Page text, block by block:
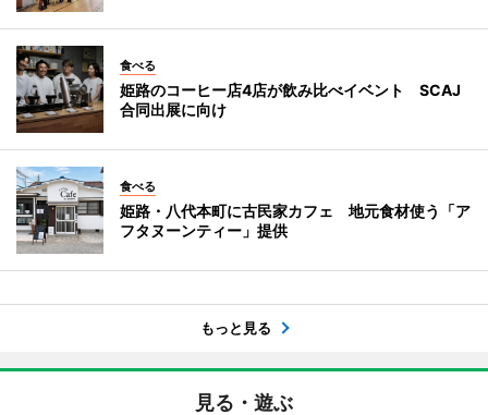
食べる
姫路のコーヒー店4店が飲み比べイベント SCAJ
合同出展に向け
食べる
姫路・八代本町に古民家カフェ 地元食材使う「ア
フタヌーンティー」提供
もっと見る
見る・遊ぶ